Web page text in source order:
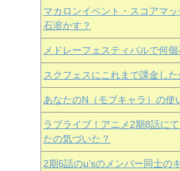
マカロンイベント・スコアマ
石溶かす？
メドレーフェスティバルで何
スクフェスにこれまで課金した
あなたのN（モブキャラ）の使
ラブライブ！アニメ2期8話に
たの気づいた？
2期6話のμ’sのメンバー同士の